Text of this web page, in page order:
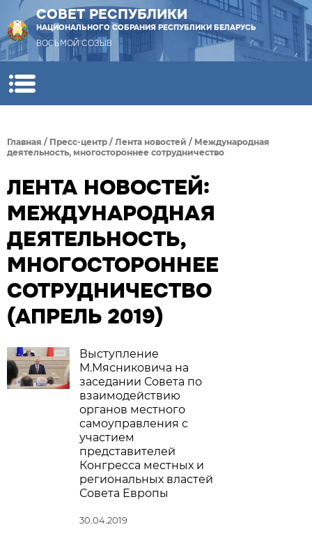
СОВЕТ РЕСПУБЛИКИ
НАЦИОНАЛЬНОГО СОБРАНИЯ РЕСПУБЛИКИ БЕЛАРУСЬ
ВОСЬМОЙ СОЗЫВ
Главная / Пресс-центр / Лента новостей / Международная
деятельность, многостороннее сотрудничество
ЛЕНТА НОВОСТЕЙ:
МЕЖДУНАРОДНАЯ
ДЕЯТЕЛЬНОСТЬ,
МНОГОСТОРОННЕЕ
СОТРУДНИЧЕСТВО
(АПРЕЛЬ 2019)
Выступление
М.Мясниковича на
заседании Совета по
взаимодействию
органов местного
самоуправления с
участием
представителей
Конгресса местных и
региональных властей
Совета Европы
30.04.2019